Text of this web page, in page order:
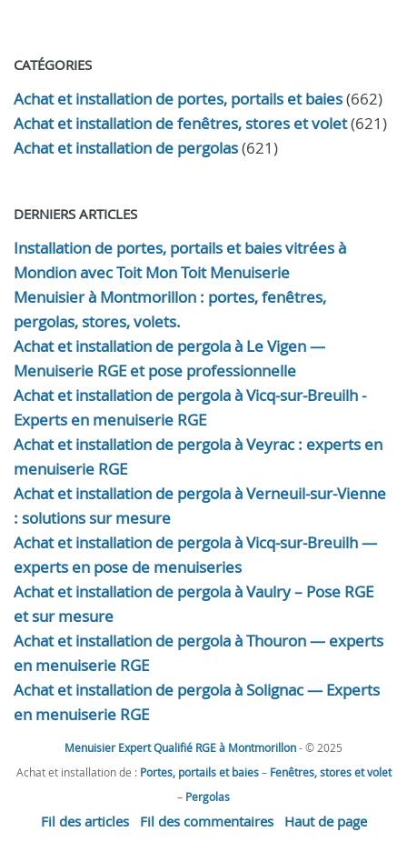
CATÉGORIES
Achat et installation de portes, portails et baies(662)
Achat et installation de fenêtres, stores et volet(621)
Achat et installation de pergolas(621)
DERNIERS ARTICLES
Installation de portes, portails et baies vitrées à
Mondion avec Toit Mon Toit Menuiserie
Menuisier à Montmorillon : portes, fenêtres,
pergolas, stores, volets.
Achat et installation de pergola à Le Vigen —
Menuiserie RGE et pose professionnelle
Achat et installation de pergola à Vicq-sur-Breuilh -
Experts en menuiserie RGE
Achat et installation de pergola à Veyrac : experts en
menuiserie RGE
Achat et installation de pergola à Verneuil-sur-Vienne
: solutions sur mesure
Achat et installation de pergola à Vicq-sur-Breuilh —
experts en pose de menuiseries
Achat et installation de pergola à Vaulry – Pose RGE
et sur mesure
Achat et installation de pergola à Thouron — experts
en menuiserie RGE
Achat et installation de pergola à Solignac — Experts
en menuiserie RGE
Menuisier Expert Qualifié RGE à Montmorillon- © 2025
Achat et installation de : Portes, portails et baies– Fenêtres, stores et volet
– Pergolas
Fil des articles Fil des commentaires Haut de page